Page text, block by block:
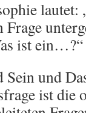
lautet:
Frage
ist ein…?“
und
ist die